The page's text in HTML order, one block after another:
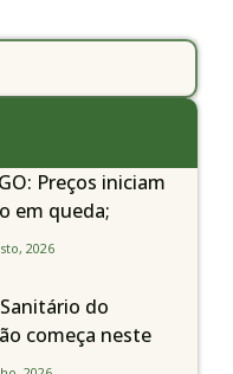
Preços iniciam
em queda;
avançam
2026
do
começa neste
dia 1º de agosto,